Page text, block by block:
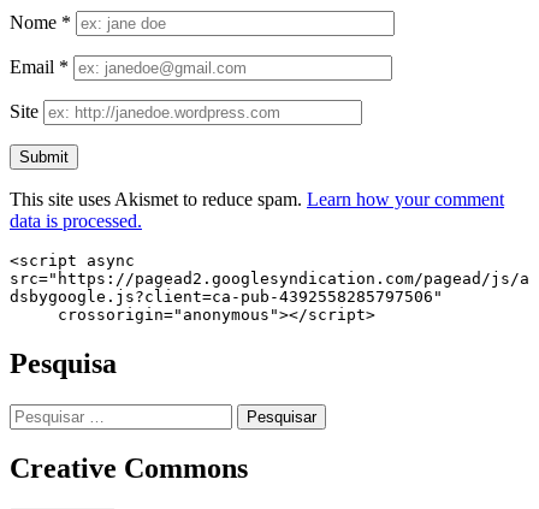
Nome *
Email *
Site
This site uses Akismet to reduce spam. Learn how your comment
data is processed.
<script async
src="https://pagead2.googlesyndication.com/pagead/js/a
dsbygoogle.js?client=ca-pub-4392558285797506"
     crossorigin="anonymous"></script>
Pesquisa
Pesquisar
por:
Creative Commons